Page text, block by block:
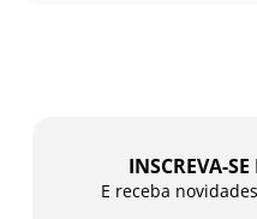
INSCREVA-
E receba